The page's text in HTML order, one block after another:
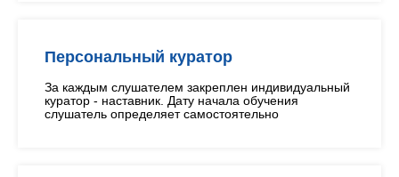
Персональный куратор
За каждым слушателем закреплен индивидуальный
куратор - наставник. Дату начала обучения
слушатель определяет самостоятельно